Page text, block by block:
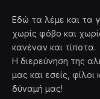
Εδώ τα λέμε και τα
χωρίς φόβο και
κανέναν και τίποτα.
Η διερεύνηση της
μας και εσείς,
δύναμή μας!